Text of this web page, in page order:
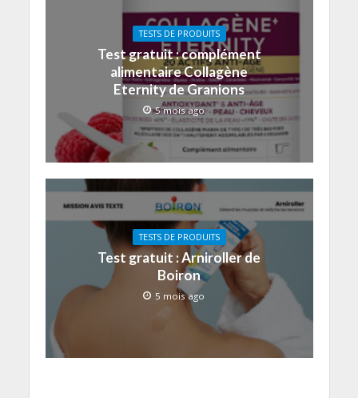
TESTS DE PRODUITS
Test gratuit : complément
alimentaire Collagène
Eternity de Granions
5 mois ago
TESTS DE PRODUITS
Test gratuit : Arniroller de
Boiron
5 mois ago